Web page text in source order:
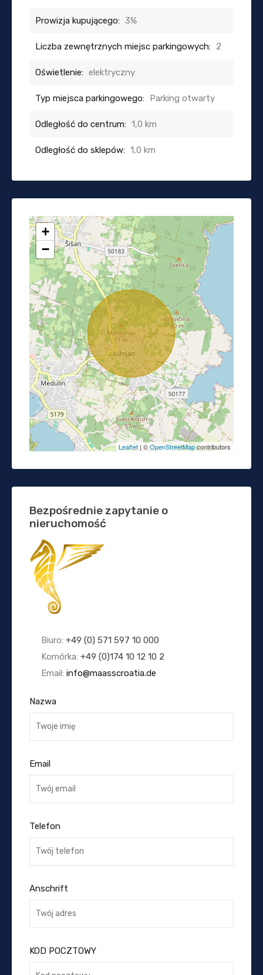
Prowizja kupującego: 3%
Liczba zewnętrznych miejsc parkingowych: 2
Oświetlenie: elektryczny
Typ miejsca parkingowego: Parking otwarty
Odległość do centrum: 1,0 km
Odległość do sklepów: 1,0 km
+
−
Leaflet | ©OpenStreetMapcontributors
Bezpośrednie zapytanie o
nieruchomość
Biuro: +49 (0) 571 597 10 000
Komórka: +49 (0)174 10 12 10 2
Email: info@maasscroatia.de
Nazwa
Email
Telefon
Anschrift
KOD POCZTOWY